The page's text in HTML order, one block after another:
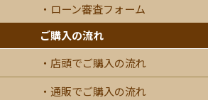
ローン審査フォーム
ご購入の流れ
店頭でご購入の流れ
通販でご購入の流れ